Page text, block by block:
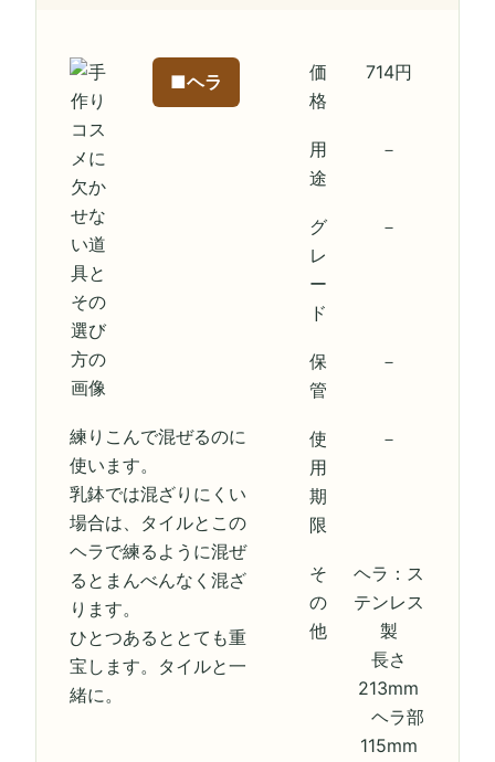
■ヘラ
練りこんで混ぜるのに
使います。
乳鉢では混ざりにくい
場合は、タイルとこの
ヘラで練るように混ぜ
るとまんべんなく混ざ
ります。
ひとつあるととても重
宝します。タイルと一
緒に。
価
格
714円
用
途
－
グ
レ
ー
ド
－
保
管
－
使
用
期
限
－
そ
の
他
ヘラ：ス
テンレス
製
長さ
213mm
ヘラ部
115mm